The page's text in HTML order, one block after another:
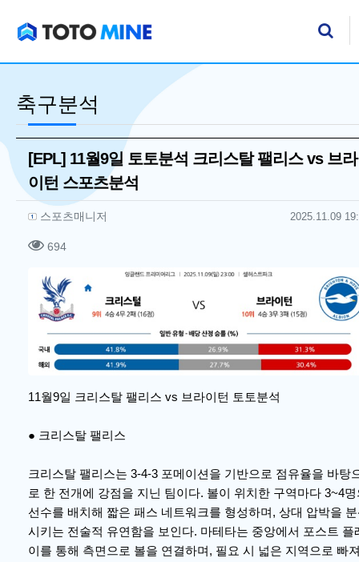
축구분석
[EPL] 11월9일 토토분석 크리스탈 팰리스 vs 브라
이턴 스포츠분석
작성자 정보
스포츠매니저 작성일
2025.11.09
컨텐츠 정보
694
본문
11월9일 크리스탈 팰리스 vs 브라이턴 토토분석
● 크리스탈 팰리스
크리스탈 팰리스는 3-4-3 포메이션을 기반으로 점유율을 바탕
로 한 전개에 강점을 지닌 팀이다. 볼이 위치한 구역마다 3~4명
선수를 배치해 짧은 패스 네트워크를 형성하며, 상대 압박을
시키는 전술적 유연함을 보인다. 마테타는 중앙에서 포스트 플
이를 통해 측면으로 볼을 연결하며, 필요 시 넓은 지역으로 빠